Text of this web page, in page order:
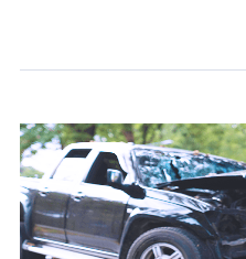
をお送りするため
分析するため
当社の対応品質向上やお問い
個人情報保護管理者の
株式会社ドコモ・インシュ
〒103-0013 東京都中央区